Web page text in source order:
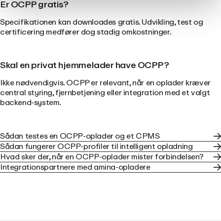
Er OCPP gratis?
Specifikationen kan downloades gratis. Udvikling, test og
certificering medfører dog stadig omkostninger.
Skal en privat hjemmelader have OCPP?
Ikke nødvendigvis. OCPP er relevant, når en oplader kræver
central styring, fjernbetjening eller integration med et valgt
backend-system.
Sådan testes en OCPP-oplader og et CPMS
Sådan fungerer OCPP-profiler til intelligent opladning
Hvad sker der, når en OCPP-oplader mister forbindelsen?
Integrationspartnere med amina-opladere